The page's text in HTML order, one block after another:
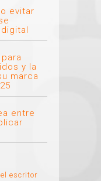
evitar
y la
marca
entre
escritor